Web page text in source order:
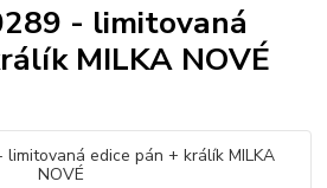
- limitovaná
MILKA NOVÉ